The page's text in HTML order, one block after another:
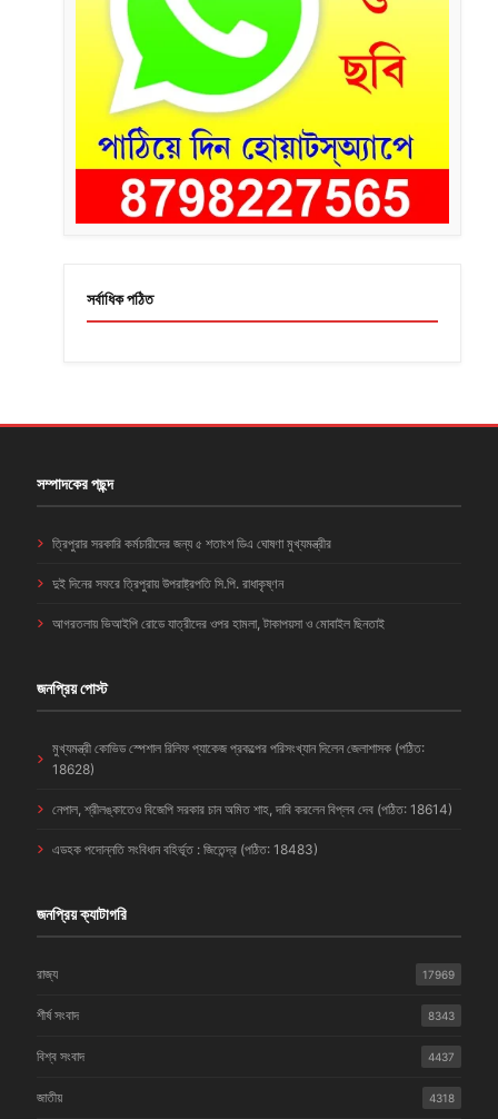
সর্বাধিক পঠিত
সম্পাদকের পছন্দ
ত্রিপুরার সরকারি কর্মচারীদের জন্য ৫ শতাংশ ডিএ ঘোষণা মুখ্যমন্ত্রীর
দুই দিনের সফরে ত্রিপুরায় উপরাষ্ট্রপতি সি.পি. রাধাকৃষ্ণন
আগরতলায় ভিআইপি রোডে যাত্রীদের ওপর হামলা, টাকাপয়সা ও মোবাইল ছিনতাই
জনপ্রিয় পোস্ট
মুখ্যমন্ত্রী কোভিড স্পেশাল রিলিফ প্যাকেজ প্রকল্পের পরিসংখ্যান দিলেন জেলাশাসক (পঠিত:
18628)
নেপাল, শ্রীলঙ্কাতেও বিজেপি সরকার চান অমিত শাহ, দাবি করলেন বিপ্লব দেব (পঠিত: 18614)
এডহক পদোন্নতি সংবিধান বহির্ভূত : জিতেন্দ্র (পঠিত: 18483)
জনপ্রিয় ক্যাটাগরি
রাজ্য 17969
শীর্ষ সংবাদ 8343
বিশ্ব সংবাদ 4437
জাতীয় 4318